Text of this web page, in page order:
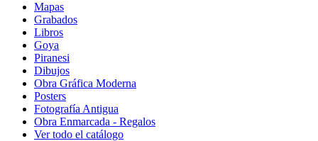
Mapas
Grabados
Libros
Goya
Piranesi
Dibujos
Obra Gráfica Moderna
Posters
Fotografía Antigua
Obra Enmarcada - Regalos
Ver todo el catálogo